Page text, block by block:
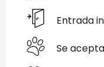
Entrada
Se